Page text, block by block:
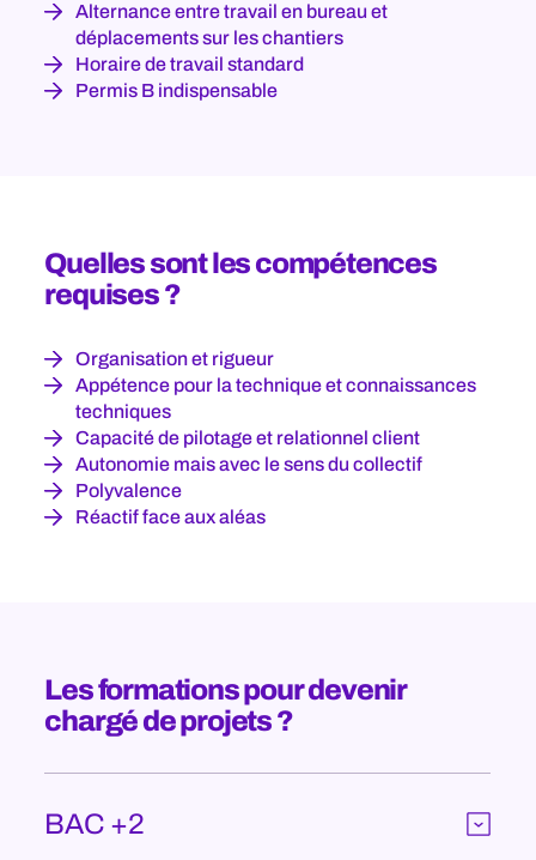
Alternance entre travail en bureau et
déplacements sur les chantiers
Horaire de travail standard
Permis B indispensable
Quelles sont les compétences
requises ?
Organisation et rigueur
Appétence pour la technique et connaissances
techniques
Capacité de pilotage et relationnel client
Autonomie mais avec le sens du collectif
Polyvalence
Réactif face aux aléas
Les formations pour devenir
chargé de projets ?
BAC +2